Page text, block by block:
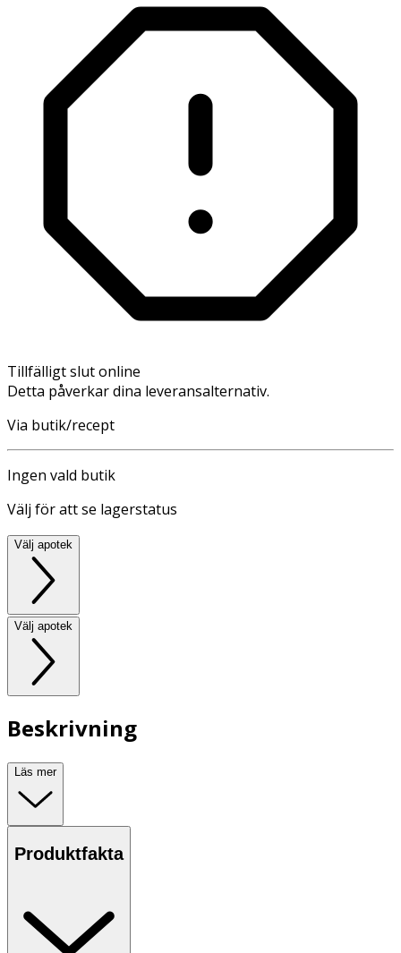
Tillfälligt slut online
Detta påverkar dina leveransalternativ.
Via butik/recept
Ingen vald butik
Välj för att se lagerstatus
Välj apotek
Välj apotek
Beskrivning
Läs mer
Produktfakta